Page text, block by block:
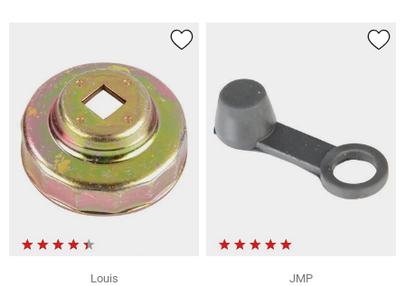
Louis
JMP